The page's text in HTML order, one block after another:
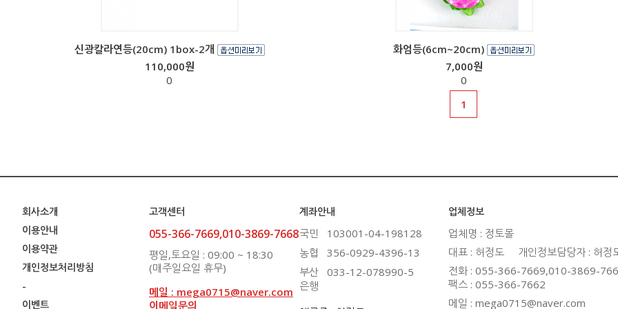
신광칼라연등(20cm) 1box-2개
110,000원
0
화엄등(6cm~20cm)
7,000원
0
1
회사소개
이용안내
이용약관
개인정보처리방침
-
이벤트
고객센터
055-366-7669,010-3869-7668
평일,토요일 : 09:00 ~ 18:30
(매주일요일 휴무)
메일 : mega0715@naver.com
이메일문의
계좌안내
국민
103001-04-198128
농협
356-0929-4396-13
부산
은행
033-12-078990-5
업체정보
업체명 : 정토몰
대표 : 허정도
개인정보담당자 : 허정
전화 : 055-366-7669,010-3869-
팩스 : 055-366-7662
메일 : mega0715@naver.com